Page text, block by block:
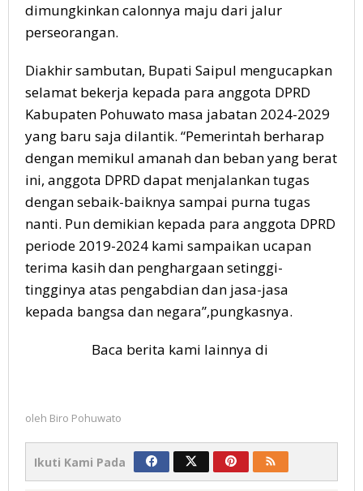
dimungkinkan calonnya maju dari jalur
perseorangan.
Diakhir sambutan, Bupati Saipul mengucapkan
selamat bekerja kepada para anggota DPRD
Kabupaten Pohuwato masa jabatan 2024-2029
yang baru saja dilantik. “Pemerintah berharap
dengan memikul amanah dan beban yang berat
ini, anggota DPRD dapat menjalankan tugas
dengan sebaik-baiknya sampai purna tugas
nanti. Pun demikian kepada para anggota DPRD
periode 2019-2024 kami sampaikan ucapan
terima kasih dan penghargaan setinggi-
tingginya atas pengabdian dan jasa-jasa
kepada bangsa dan negara”,pungkasnya.
Baca berita kami lainnya di
oleh Biro Pohuwato
Ikuti Kami Pada